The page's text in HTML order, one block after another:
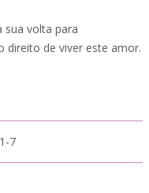
sua volta para
direito de viver este amor.
7